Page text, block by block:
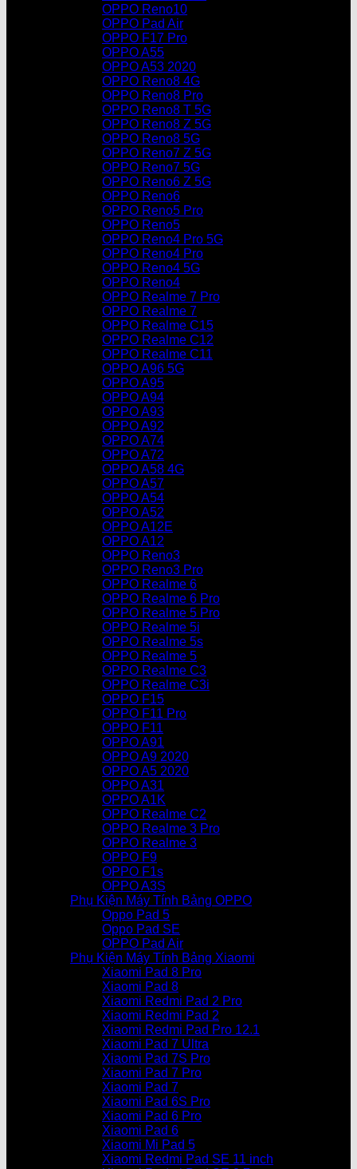
OPPO Reno10
OPPO Pad Air
OPPO F17 Pro
OPPO A55
OPPO A53 2020
OPPO Reno8 4G
OPPO Reno8 Pro
OPPO Reno8 T 5G
OPPO Reno8 Z 5G
OPPO Reno8 5G
OPPO Reno7 Z 5G
OPPO Reno7 5G
OPPO Reno6 Z 5G
OPPO Reno6
OPPO Reno5 Pro
OPPO Reno5
OPPO Reno4 Pro 5G
OPPO Reno4 Pro
OPPO Reno4 5G
OPPO Reno4
OPPO Realme 7 Pro
OPPO Realme 7
OPPO Realme C15
OPPO Realme C12
OPPO Realme C11
OPPO A96 5G
OPPO A95
OPPO A94
OPPO A93
OPPO A92
OPPO A74
OPPO A72
OPPO A58 4G
OPPO A57
OPPO A54
OPPO A52
OPPO A12E
OPPO A12
OPPO Reno3
OPPO Reno3 Pro
OPPO Realme 6
OPPO Realme 6 Pro
OPPO Realme 5 Pro
OPPO Realme 5i
OPPO Realme 5s
OPPO Realme 5
OPPO Realme C3
OPPO Realme C3i
OPPO F15
OPPO F11 Pro
OPPO F11
OPPO A91
OPPO A9 2020
OPPO A5 2020
OPPO A31
OPPO A1K
OPPO Realme C2
OPPO Realme 3 Pro
OPPO Realme 3
OPPO F9
OPPO F1s
OPPO A3S
Phụ Kiện Máy Tính Bảng OPPO
Oppo Pad 5
Oppo Pad SE
OPPO Pad Air
Phụ Kiện Máy Tính Bảng Xiaomi
Xiaomi Pad 8 Pro
Xiaomi Pad 8
Xiaomi Redmi Pad 2 Pro
Xiaomi Redmi Pad 2
Xiaomi Redmi Pad Pro 12.1
Xiaomi Pad 7 Ultra
Xiaomi Pad 7S Pro
Xiaomi Pad 7 Pro
Xiaomi Pad 7
Xiaomi Pad 6S Pro
Xiaomi Pad 6 Pro
Xiaomi Pad 6
Xiaomi Mi Pad 5
Xiaomi Redmi Pad SE 11 inch